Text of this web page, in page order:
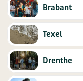
Brabant
Texel
Drenthe